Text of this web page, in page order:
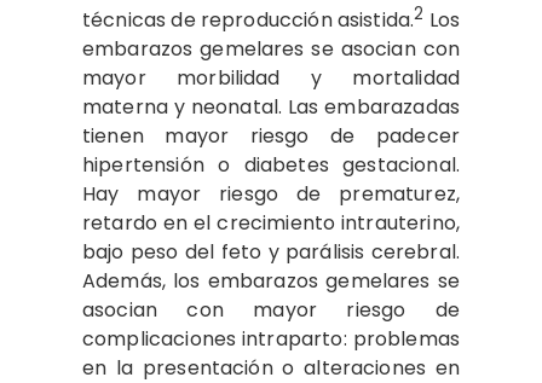
técnicas de reproducción asistida.2 Los
embarazos gemelares se asocian con
mayor morbilidad y mortalidad
materna y neonatal. Las embarazadas
tienen mayor riesgo de padecer
hipertensión o diabetes gestacional.
Hay mayor riesgo de prematurez,
retardo en el crecimiento intrauterino,
bajo peso del feto y parálisis cerebral.
Además, los embarazos gemelares se
asocian con mayor riesgo de
complicaciones intraparto: problemas
en la presentación o alteraciones en